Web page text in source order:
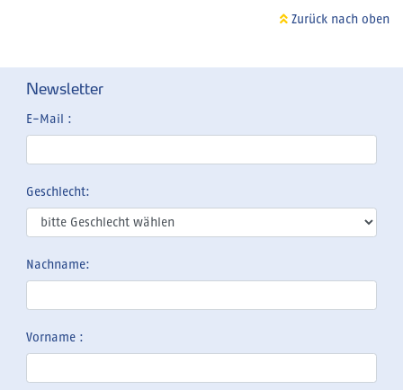
Zurück nach oben
Newsletter
E-Mail :
Geschlecht:
Nachname:
Vorname :